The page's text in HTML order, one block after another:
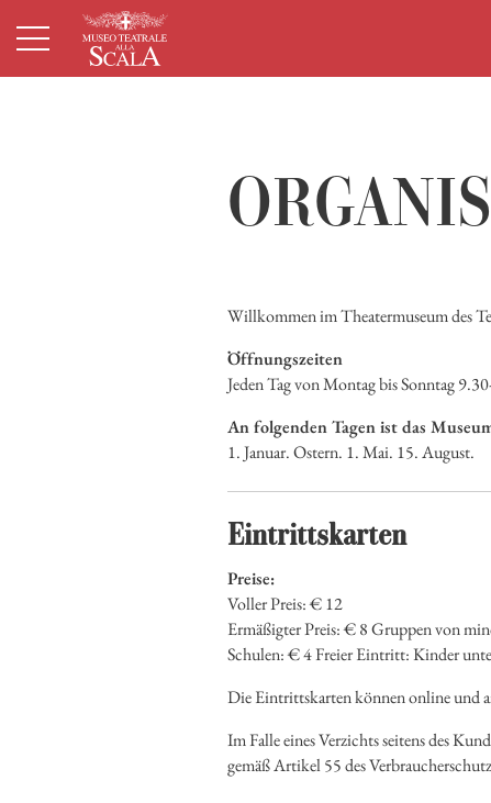
Hauptnavigation
Willkommen im Theatermuseum des
Öffnungszeiten
Jeden Tag von Montag bis Sonntag
An folgenden Tagen ist das
1. Januar. Ostern. 1. Mai. 15. August.
Eintrittskarten
Preise:
Voller Preis: € 12
Ermäßigter Preis: € 8 Gruppen von
Schulen: € 4 Freier Eintritt: Kinder
Die Eintrittskarten können online und
Im Falle eines Verzichts seitens des
gemäß Artikel 55 des